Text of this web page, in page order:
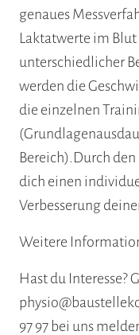
genaues
Laktatwerte im
unterschiedlicher
werden die
die einzelnen
Bereich).Durch
dich einen
Verbesserung
Weitere
Hast du Interesse?
97 97 bei uns